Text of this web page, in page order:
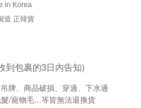
in Korea
造 正韓貨
到包裹的3日內告知)
牌、商品破損、穿過、下水過
/寵物毛...等皆無法退換貨